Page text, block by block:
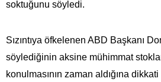
soktuğunu söyledi.
Sızıntıya öfkelenen ABD Başkanı
söylediğinin aksine mühimmat
konulmasının zaman aldığına